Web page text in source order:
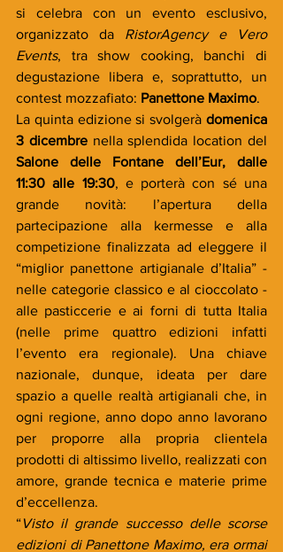
si celebra con un evento esclusivo,
organizzato da RistorAgency e Vero
Events, tra show cooking, banchi di
degustazione libera e, soprattutto, un
contest mozzafiato: Panettone Maximo.
La quinta edizione si svolgerà domenica
3 dicembre
Salone delle Fontane dell’Eur, dalle
11:30 alle 19:30, e porterà con sé una
grande novità: l’apertura della
partecipazione alla kermesse e alla
competizione finalizzata ad eleggere il
“miglior panettone artigianale d’Italia” -
nelle categorie classico e al cioccolato -
alle pasticcerie e ai forni di tutta Italia
(nelle prime quattro edizioni infatti
l’evento era regionale). Una chiave
nazionale, dunque, ideata per dare
spazio a quelle realtà artigianali che, in
ogni regione, anno dopo anno lavorano
per proporre alla propria clientela
prodotti di altissimo livello, realizzati con
amore, grande tecnica e materie prime
d’eccellenza.
“Visto il grande successo delle scorse
edizioni di Panettone Maximo, era ormai